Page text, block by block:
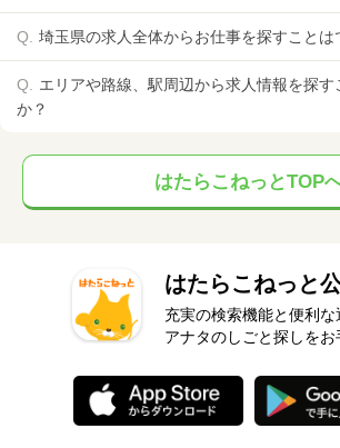
埼玉県の求人全体からお仕事を探すことは
エリアや路線、駅周辺から求人情報を探す
か？
はたらこねっとTOP
はたらこねっと
充実の検索機能と便利な
アナタのしごと探しをお